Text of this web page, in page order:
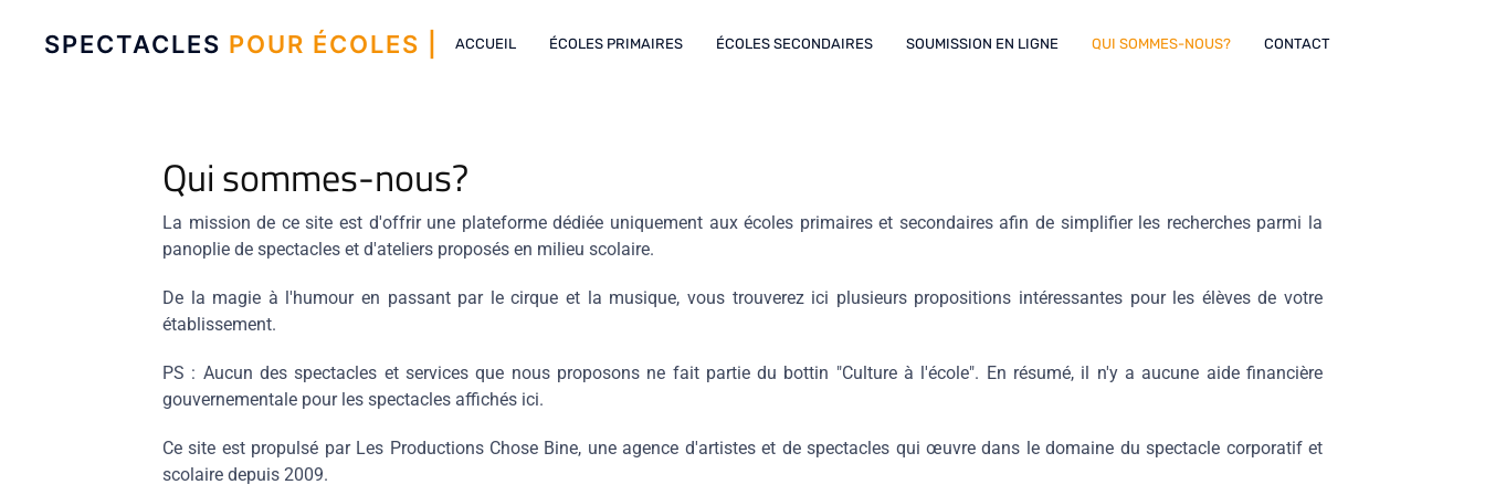
SPECTACLES POUR ÉCOLES | ACCUEIL ÉCOLES PRIMAIRES ÉCOLES SECONDAIRES SOUMISSION EN LIGNE QUI SOMMES-NOUS? CONTACT
Qui sommes-nous?
La mission de ce site est d'offrir une plateforme dédiée uniquement aux écoles primaires et secondaires afin de simplifier les recherches parmi la
panoplie de spectacles et d'ateliers proposés en milieu scolaire.
De la magie à l'humour en passant par le cirque et la musique, vous trouverez ici plusieurs propositions intéressantes pour les élèves de votre
établissement.
PS : Aucun des spectacles et services que nous proposons ne fait partie du bottin "Culture à l'école". En résumé, il n'y a aucune aide financière
gouvernementale pour les spectacles affichés ici.
Ce site est propulsé par Les Productions Chose Bine, une agence d'artistes et de spectacles qui œuvre dans le domaine du spectacle corporatif et
scolaire depuis 2009.